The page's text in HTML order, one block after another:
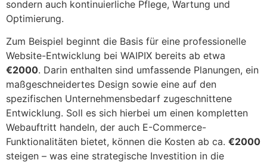
sondern auch kontinuierliche Pflege, Wartung und
Optimierung.
Zum Beispiel beginnt die Basis für eine professionelle
Website-Entwicklung bei WAIPIX bereits ab etwa
€2000. Darin enthalten sind umfassende Planungen, ein
maßgeschneidertes Design sowie eine auf den
spezifischen Unternehmensbedarf zugeschnittene
Entwicklung. Soll es sich hierbei um einen kompletten
Webauftritt handeln, der auch E-Commerce-
Funktionalitäten bietet, können die Kosten ab ca. €2000
steigen – was eine strategische Investition in die